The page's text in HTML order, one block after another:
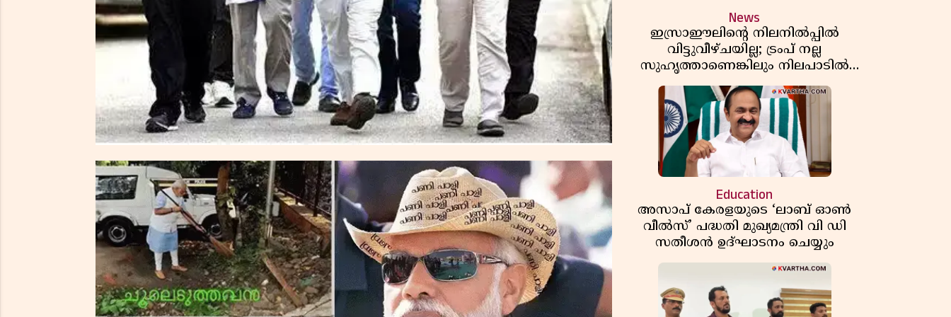
News
ഇസ്രാഈലിന്റെ നിലനിൽപ്പിൽ
വിട്ടുവീഴ്ചയില്ല; ട്രംപ് നല്ല
സുഹൃത്താണെങ്കിലും നിലപാടിൽ
മാറ്റമില്ലെന്ന് നെതന്യാഹു; ഹോർമുസ്
പാതയിൽ ഇറാൻ-ഒമാൻ ധാരണ,
തടസ്സമായി യുഎസ് ഭീഷണി
Education
അസാപ് കേരളയുടെ ‘ലാബ് ഓൺ
വീൽസ്’ പദ്ധതി മുഖ്യമന്ത്രി വി ഡി
സതീശൻ ഉദ്ഘാടനം ചെയ്യും